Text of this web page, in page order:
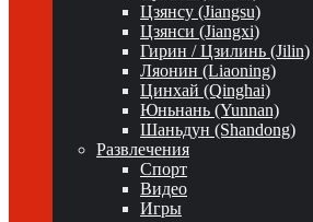
Цзянсу (Jiangsu)
Цзянси (Jiangxi)
Гирин / Цзилинь (Jilin)
Ляонин (Liaoning)
Цинхай (Qinghai)
Юньнань (Yunnan)
Шаньдун (Shandong)
Развлечения
Спорт
Видео
Игры